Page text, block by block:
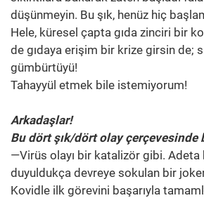
düşünmeyin. Bu şık, henüz hiç
Hele, küresel çapta gıda zinciri bir
de gıdaya erişim bir krize girsin de;
gümbürtüyü!
Tahayyül etmek bile istemiyorum!
Arkadaşlar!
Bu dört şık/dört olay çerçevesinde
—Virüs olayı bir katalizör gibi.
duyuldukça devreye sokulan bir
Kovidle ilk görevini başarıyla